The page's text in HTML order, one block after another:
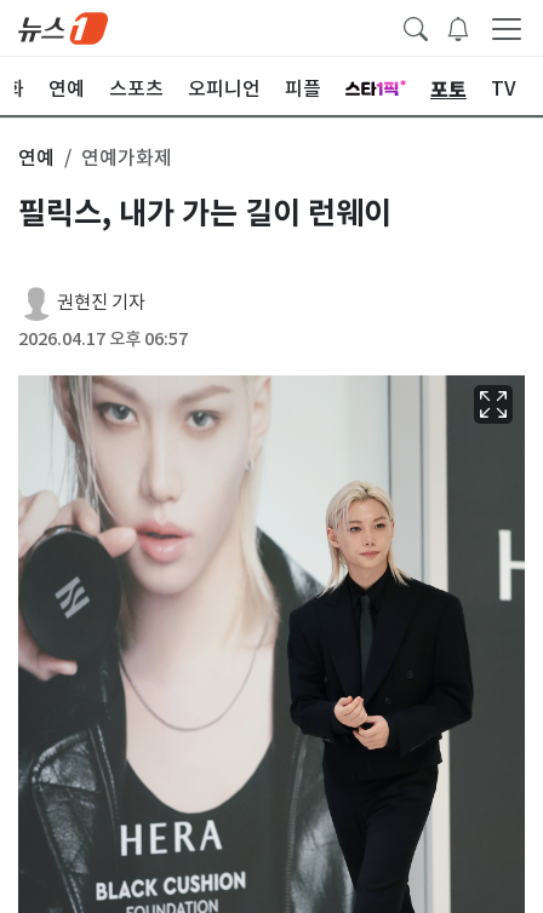
화 연예 스포츠 오피니언 피플 포토 TV
연예 연예가화제
필릭스, 내가 가는 길이 런웨이
권현진 기자
2026.04.17 오후 06:57